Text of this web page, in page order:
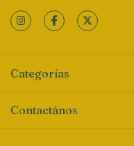
Categorías
Contactános